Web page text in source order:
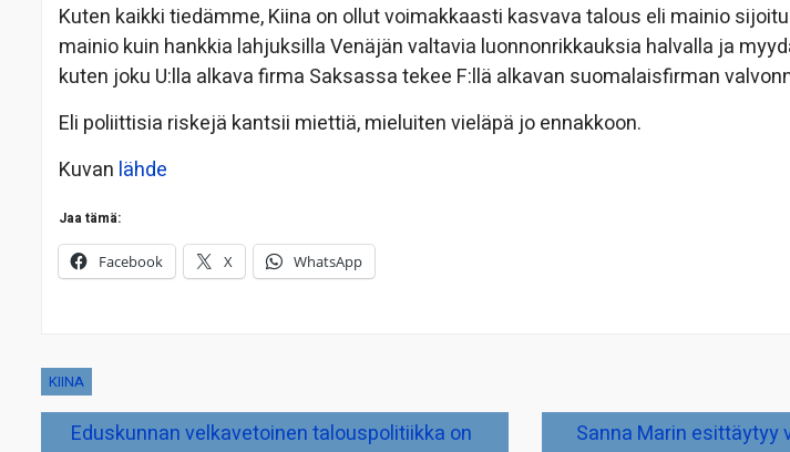
Kuten kaikki tiedämme, Kiina on ollut voimakkaasti kasvava talous eli mainio
mainio kuin hankkia lahjuksilla Venäjän valtavia luonnonrikkauksia halvalla ja
kuten joku U:lla alkava firma Saksassa tekee F:llä alkavan suomalaisfirman
Eli poliittisia riskejä kantsii miettiä, mieluiten vieläpä jo ennakkoon.
Kuvan lähde
Jaa tämä:
Facebook X WhatsApp
KIINA
Artikkelien
Eduskunnan velkavetoinen talouspolitiikka on
Sanna Marin esittäytyy